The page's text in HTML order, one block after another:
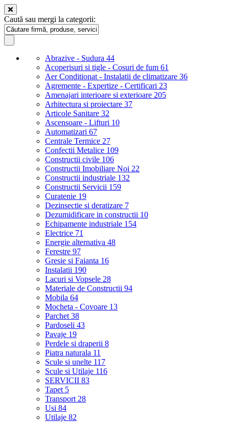
Caută sau mergi la categorii:
Abrazive - Sudura 44
Acoperisuri si tigle - Cosuri de fum 61
Aer Conditionat - Instalatii de climatizare 36
Agremente - Expertize - Certificari 23
Amenajari interioare si exterioare 205
Arhitectura si proiectare 37
Articole Sanitare 32
Ascensoare - Lifturi 10
Automatizari 67
Centrale Termice 27
Confectii Metalice 109
Constructii civile 106
Constructii Imobiliare Noi 22
Constructii industriale 132
Constructii Servicii 159
Curatenie 19
Dezinsectie si deratizare 7
Dezumidificare in constructii 10
Echipamente industriale 154
Electrice 71
Energie alternativa 48
Ferestre 97
Gresie si Faianta 16
Instalatii 190
Lacuri si Vopsele 28
Materiale de Constructii 94
Mobila 64
Mocheta - Covoare 13
Parchet 38
Pardoseli 43
Pavaje 19
Perdele si draperii 8
Piatra naturala 11
Scule si unelte 117
Scule si Utilaje 116
SERVICII 83
Tapet 5
Transport 28
Usi 84
Utilaje 82